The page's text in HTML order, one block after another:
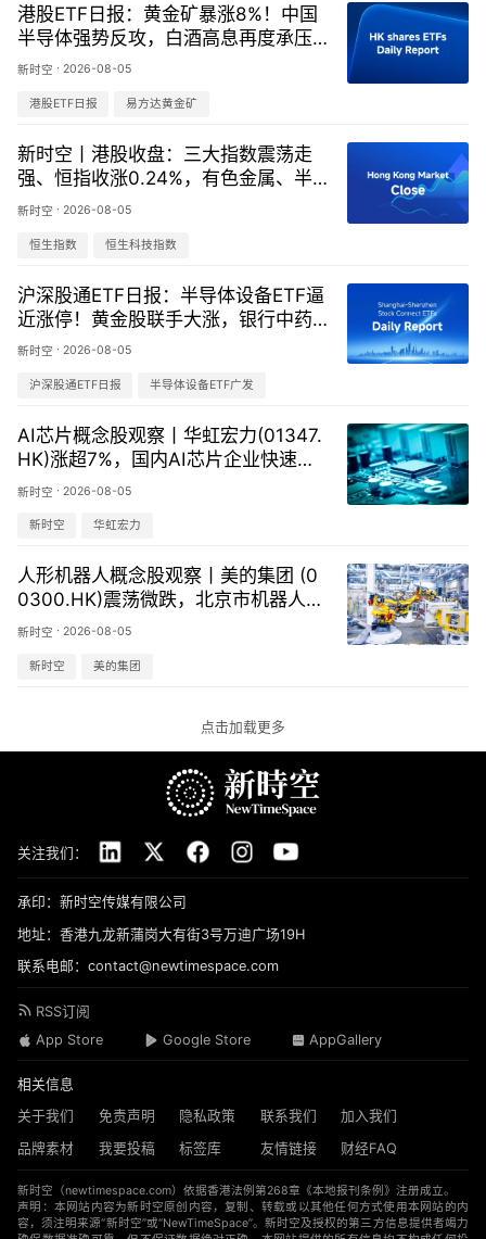
港股ETF日报：黄金矿暴涨8%！中国
半导体强势反攻，白酒高息再度承压-
20260805
新时空 ·2026-08-05
港股ETF日报 易方达黄金矿
新时空丨港股收盘：三大指数震荡走
强、恒指收涨0.24%，有色金属、半
导体等题材涨幅居前
新时空 · 2026-08-05
恒生指数 恒生科技指数
沪深股通ETF日报：半导体设备ETF逼
近涨停！黄金股联手大涨，银行中药
红利集体回调-20260805
新时空 ·2026-08-05
沪深股通ETF日报 半导体设备ETF广发
AI芯片概念股观察丨华虹宏力(01347.
HK)涨超7%，国内AI芯片企业快速发
展
新时空 · 2026-08-05
新时空 华虹宏力
人形机器人概念股观察丨美的集团 (0
0300.HK)震荡微跌，北京市机器人产
业园（昌平）正式开园
新时空 · 2026-08-05
新时空 美的集团
点击加载更多
关注我们：
承印：新时空传媒有限公司
地址：香港九龙新蒲岗大有街3号万迪广场19H
联系电邮：contact@newtimespace.com
RSS订阅
App Store
Google Store AppGallery
相关信息
关于我们
免责声明 隐私政策 联系我们
加入我们
品牌素材
我要投稿 标签库 友情链接 财经FAQ
新时空（newtimespace.com）依据香港法例第268章《本地报刊条例》注册成立。
声明：本网站内容为新时空原创内容，复制、转载或以其他任何方式使用本网站的内
容，须注明来源“新时空”或“NewTimeSpace”。新时空及授权的第三方信息提供者竭力